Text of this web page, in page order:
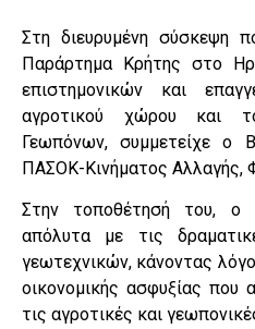
Στη διευρυμένη σύσκεψη
Παράρτημα Κρήτης στο
επιστημονικών και
αγροτικού χώρου και
Γεωπόνων, συμμετείχε ο
ΠΑΣΟΚ-Κινήματος Αλλαγής,
Στην τοποθέτησή του, ο
απόλυτα με τις
γεωτεχνικών, κάνοντας
οικονομικής ασφυξίας που
τις αγροτικές και